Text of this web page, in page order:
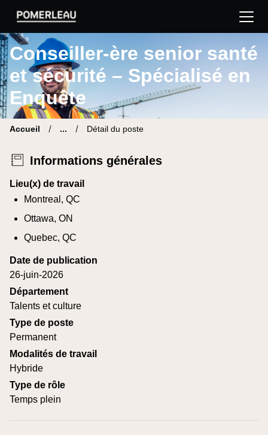
Pomerleau Site carrière | Trouve ton nouveau poste
Conseiller-ère senior santé
et sécurité – Spécialisé en
Enquête
Accueil ... Détail du poste
Informations générales
Lieu(x) de travail
Montreal, QC
Ottawa, ON
Quebec, QC
Date de publication
26-juin-2026
Département
Talents et culture
Type de poste
Permanent
Modalités de travail
Hybride
Type de rôle
Temps plein